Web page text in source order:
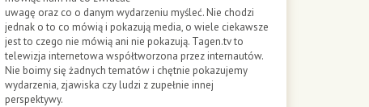
uwagę oraz co o danym wydarzeniu myśleć. Nie chodzi
jednak o to co mówią i pokazują media, o wiele ciekawsze
jest to czego nie mówią ani nie pokazują. Tagen.tv to
telewizja internetowa współtworzona przez internautów.
Nie boimy się żadnych tematów i chętnie pokazujemy
wydarzenia, zjawiska czy ludzi z zupełnie innej
perspektywy.